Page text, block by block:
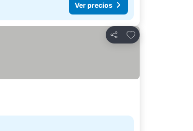
Ver precios
Compartir
Agregar a favoritos